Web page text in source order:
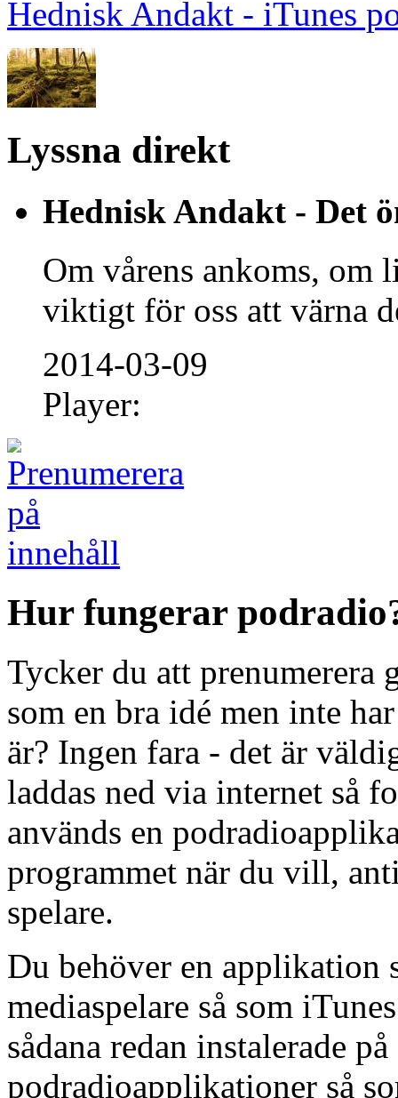
Hednisk Andakt - iTunes
Lyssna direkt
Hednisk Andakt - Det
Om vårens ankoms, om
viktigt för oss att värna
2014-03-09
Player:
Hur fungerar
Tycker du att prenumerera
som en bra idé men inte
är? Ingen fara - det är
laddas ned via internet så
används en
programmet när du vill,
spelare.
Du behöver en applikation
mediaspelare så som
sådana redan instalerade
podradioapplikationer så